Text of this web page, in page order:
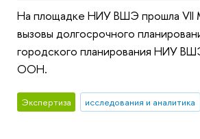
На площадке НИУ ВШЭ прошла VII
вызовы долгосрочного
городского планирования НИУ
ООН.
Экспертиза исследования и аналитика